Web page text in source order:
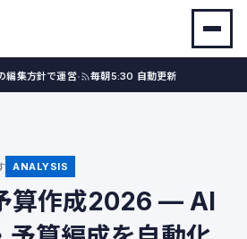
編集方針で運営· 毎朝5:30 自動更新
ANALYSIS
算作成2026 — AI